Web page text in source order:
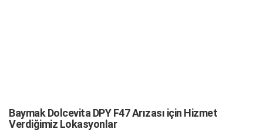
Baymak Dolcevita DPY F47 Arızası için Hizmet
Verdiğimiz Lokasyonlar